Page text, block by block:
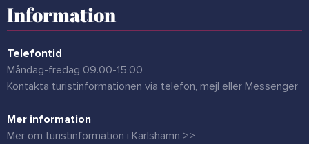
Information
Telefontid
Måndag-fredag 09.00-15.00
Kontakta turistinformationen via telefon, mejl eller Messenger
Mer information
Mer om turistinformation i Karlshamn >>